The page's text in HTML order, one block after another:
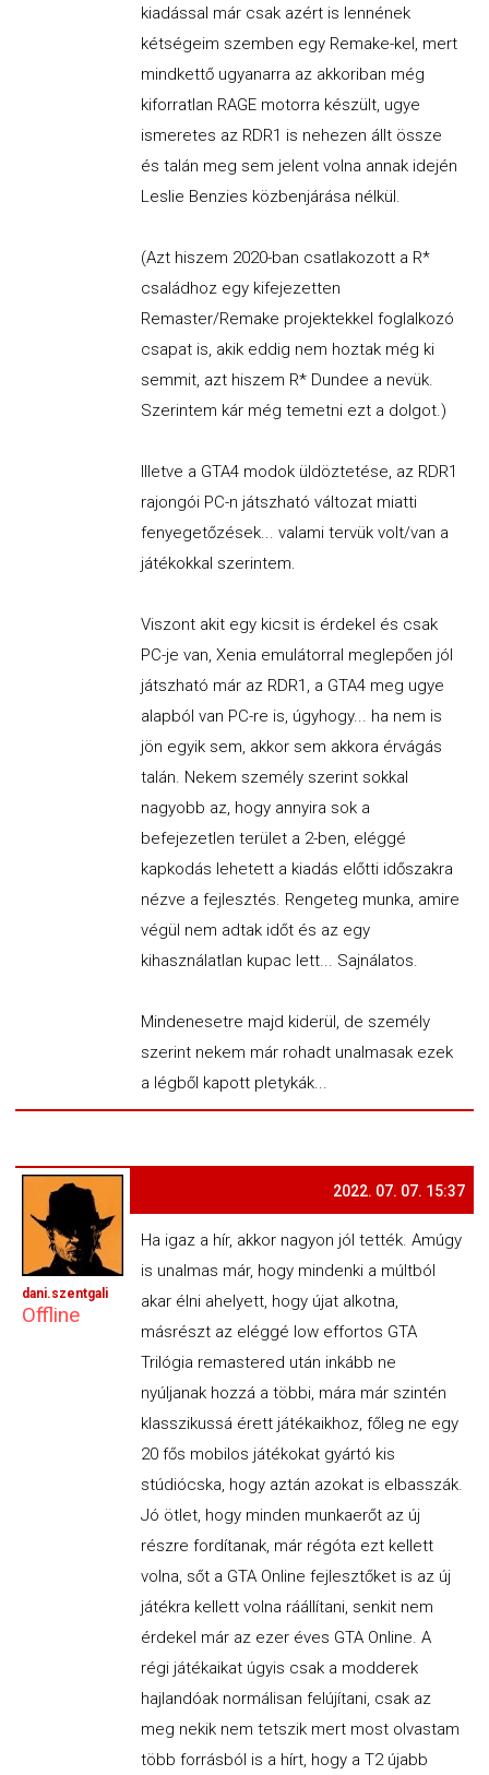
kiadással már csak azért is lennének
kétségeim szemben egy Remake-kel, mert
mindkettő ugyanarra az akkoriban még
kiforratlan RAGE motorra készült, ugye
ismeretes az RDR1 is nehezen állt össze
és talán meg sem jelent volna annak idején
Leslie Benzies közbenjárása nélkül.
(Azt hiszem 2020-ban csatlakozott a R*
családhoz egy kifejezetten
Remaster/Remake projektekkel foglalkozó
csapat is, akik eddig nem hoztak még ki
semmit, azt hiszem R* Dundee a nevük.
Szerintem kár még temetni ezt a dolgot.)
Illetve a GTA4 modok üldöztetése, az RDR1
rajongói PC-n játszható változat miatti
fenyegetőzések... valami tervük volt/van a
játékokkal szerintem.
Viszont akit egy kicsit is érdekel és csak
PC-je van, Xenia emulátorral meglepően jól
játszható már az RDR1, a GTA4 meg ugye
alapból van PC-re is, úgyhogy... ha nem is
jön egyik sem, akkor sem akkora érvágás
talán. Nekem személy szerint sokkal
nagyobb az, hogy annyira sok a
befejezetlen terület a 2-ben, eléggé
kapkodás lehetett a kiadás előtti időszakra
nézve a fejlesztés. Rengeteg munka, amire
végül nem adtak időt és az egy
kihasználatlan kupac lett... Sajnálatos.
Mindenesetre majd kiderül, de személy
szerint nekem már rohadt unalmasak ezek
a légből kapott pletykák...
dani.szentgali
Offline
2022. 07. 07. 15:37
Ha igaz a hír, akkor nagyon jól tették. Amúgy
is unalmas már, hogy mindenki a múltból
akar élni ahelyett, hogy újat alkotna,
másrészt az eléggé low effortos GTA
Trilógia remastered után inkább ne
nyúljanak hozzá a többi, mára már szintén
klasszikussá érett játékaikhoz, főleg ne egy
20 fős mobilos játékokat gyártó kis
stúdiócska, hogy aztán azokat is elbasszák.
Jó ötlet, hogy minden munkaerőt az új
részre fordítanak, már régóta ezt kellett
volna, sőt a GTA Online fejlesztőket is az új
játékra kellett volna ráállítani, senkit nem
érdekel már az ezer éves GTA Online. A
régi játékaikat úgyis csak a modderek
hajlandóak normálisan felújítani, csak az
meg nekik nem tetszik mert most olvastam
több forrásból is a hírt, hogy a T2 újabb